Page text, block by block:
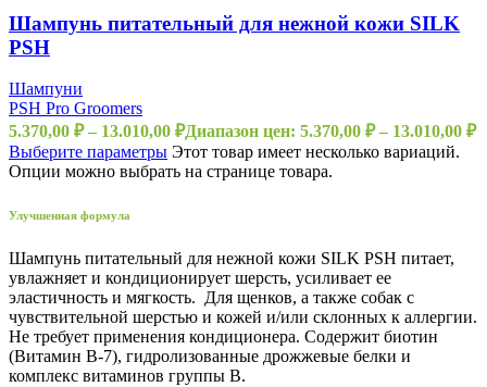
Шампунь питательный для нежной кожи SILK
PSH
Шампуни
PSH Pro Groomers
5.370,00 ₽ – 13.010,00 ₽Диапазон цен: 5.370,00 ₽ – 13.010,00 ₽
Выберите параметры Этот товар имеет несколько вариаций.
Опции можно выбрать на странице товара.
Улучшенная формула
Шампунь питательный для нежной кожи SILK PSH питает,
увлажняет и кондиционирует шерсть, усиливает ее
эластичность и мягкость. Для щенков, а также собак с
чувствительной шерстью и кожей и/или склонных к аллергии.
Не требует применения кондиционера. Содержит биотин
(Витамин B-7), гидролизованные дрожжевые белки и
комплекс витаминов группы В.